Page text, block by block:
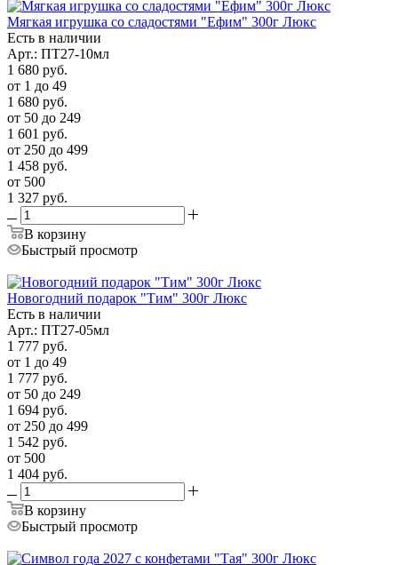
Мягкая игрушка со сладостями "Ефим" 300г Люкс
Есть в наличии
Арт.: ПТ27-10мл
1 680 руб.
от 1 до 49
1 680 руб.
от 50 до 249
1 601 руб.
от 250 до 499
1 458 руб.
от 500
1 327 руб.
В корзину
Быстрый просмотр
Новогодний подарок "Тим" 300г Люкс
Есть в наличии
Арт.: ПТ27-05мл
1 777 руб.
от 1 до 49
1 777 руб.
от 50 до 249
1 694 руб.
от 250 до 499
1 542 руб.
от 500
1 404 руб.
В корзину
Быстрый просмотр